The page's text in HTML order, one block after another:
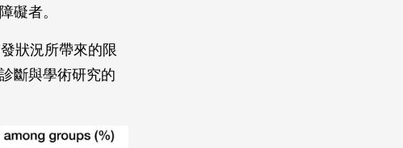
礙者。
狀況所帶來的限
斷與學術研究的